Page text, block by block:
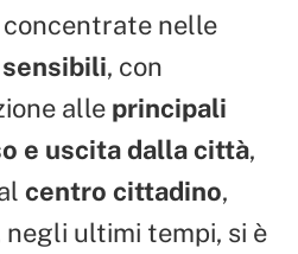
nelle
, con
alle principali
e uscita dalla città,
centro cittadino,
ultimi tempi, si è